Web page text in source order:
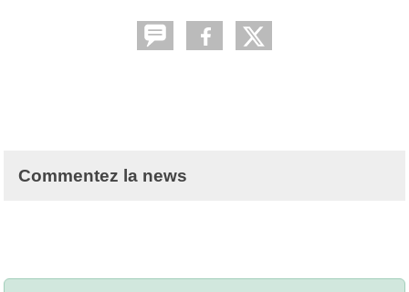
Commentez la news